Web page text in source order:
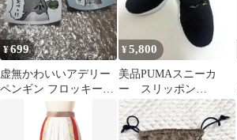
¥699
虚無かわいいアデリー
ペンギン フロッキーソ
フビ トホホ
¥5,800
美品PUMAスニーカ
ー スリッポン
SOFTFOAM+ 23.5cm ア
デリーナ